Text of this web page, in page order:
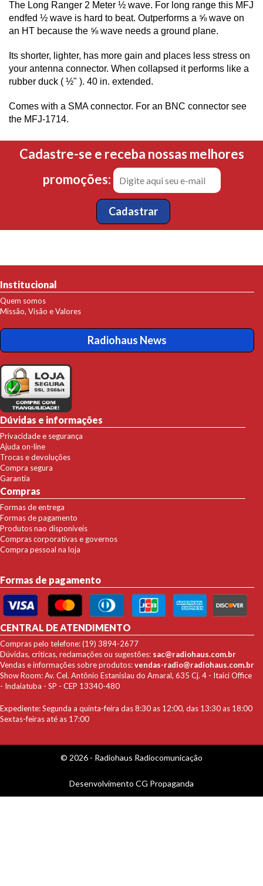
The Long Ranger 2 Meter ½ wave. For long range this MFJ
endfed ½ wave is hard to beat. Outperforms a ⅝ wave on
an HT because the ⅝ wave needs a ground plane.
Its shorter, lighter, has more gain and places less stress on
your antenna connector. When collapsed it performs like a
rubber duck ( ½" ). 40 in. extended.
Comes with a SMA connector. For an BNC connector see
the MFJ-1714.
Cadastre-se e receba nossas melhores
promoções:
Institucional
Quem somos
Missão, Visão e Valores
Radiohaus News
Dúvidas e informações
Privacidade e segurança
Ajuda on-line
Trocas e devoluções
Compra segura
Garantia
Compras
Formas de entrega
Formas de pagamento
Produtos nao disponíveis
Compras corporativas e governos
Compra pessoal na loja
Formas de pagamento
CENTRAL DE ATENDIMENTO
Compras pelo telefone: (19) 3894-2677
Dúvidas, críticas, reclamações ou sugestões: sac@radiohaus.com.br
Vendas e informações sobre produtos:vendas-radio@radiohaus.com.br
Show Room: Av. Cel. Antônio Estanislau do Amaral, 635 Cj. 4 - Itaici Office
- Indaiatuba - SP - CEP 13340-480
Expediente: Segunda a quinta-feira das 8:30 as 12:00, das 13:30 as 18:00
Sextas-feiras até as 17:00
© 2026 - Radiohaus Radiocomunicação
Desenvolvimento CG Propaganda